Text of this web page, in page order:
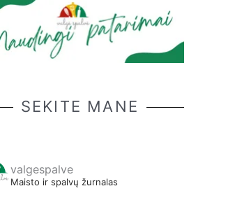
SEKITE MANE
valgespalve
Maisto ir spalvų žurnalas